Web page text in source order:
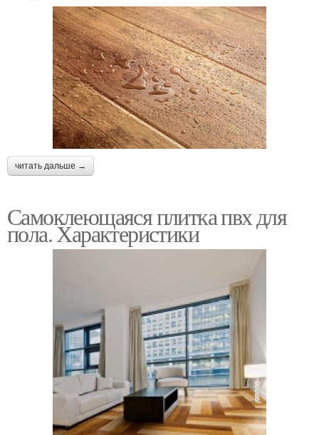
читать дальше →
Самоклеющаяся плитка пвх для
пола. Характеристики